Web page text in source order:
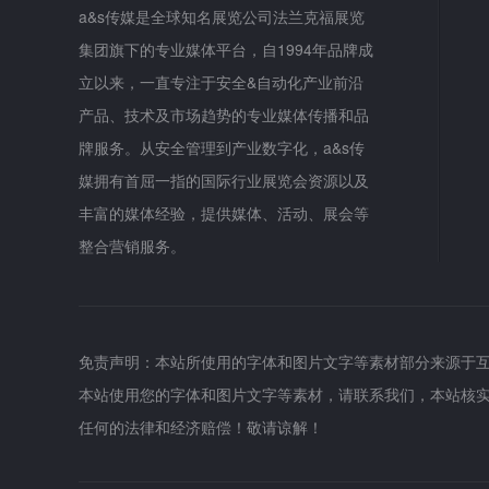
a&s传媒是全球知名展览公司法兰克福展览
集团旗下的专业媒体平台，自1994年品牌成
立以来，一直专注于安全&自动化产业前沿
产品、技术及市场趋势的专业媒体传播和品
牌服务。从安全管理到产业数字化，a&s传
媒拥有首屈一指的国际行业展览会资源以及
丰富的媒体经验，提供媒体、活动、展会等
整合营销服务。
免责声明：本站所使用的字体和图片文字等素材部分来源
本站使用您的字体和图片文字等素材，请联系我们，本站
任何的法律和经济赔偿！敬请谅解！